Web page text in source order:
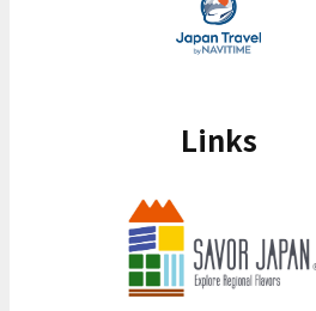
Links